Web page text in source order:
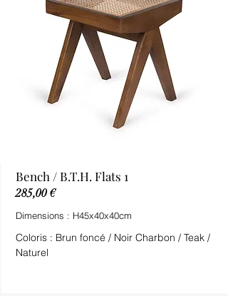
Bench / B.T.H. Flats 1
285,00 €
Dimensions : H45x40x40cm
Coloris : Brun foncé / Noir Charbon / Teak /
Naturel